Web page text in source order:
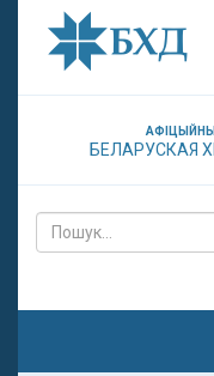
АФІЦЫЙНЫ
БЕЛАРУСКАЯ